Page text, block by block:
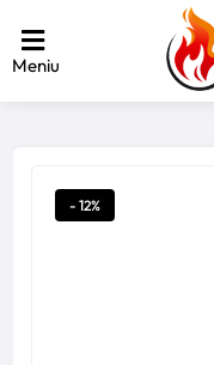
Meniu
- 12%